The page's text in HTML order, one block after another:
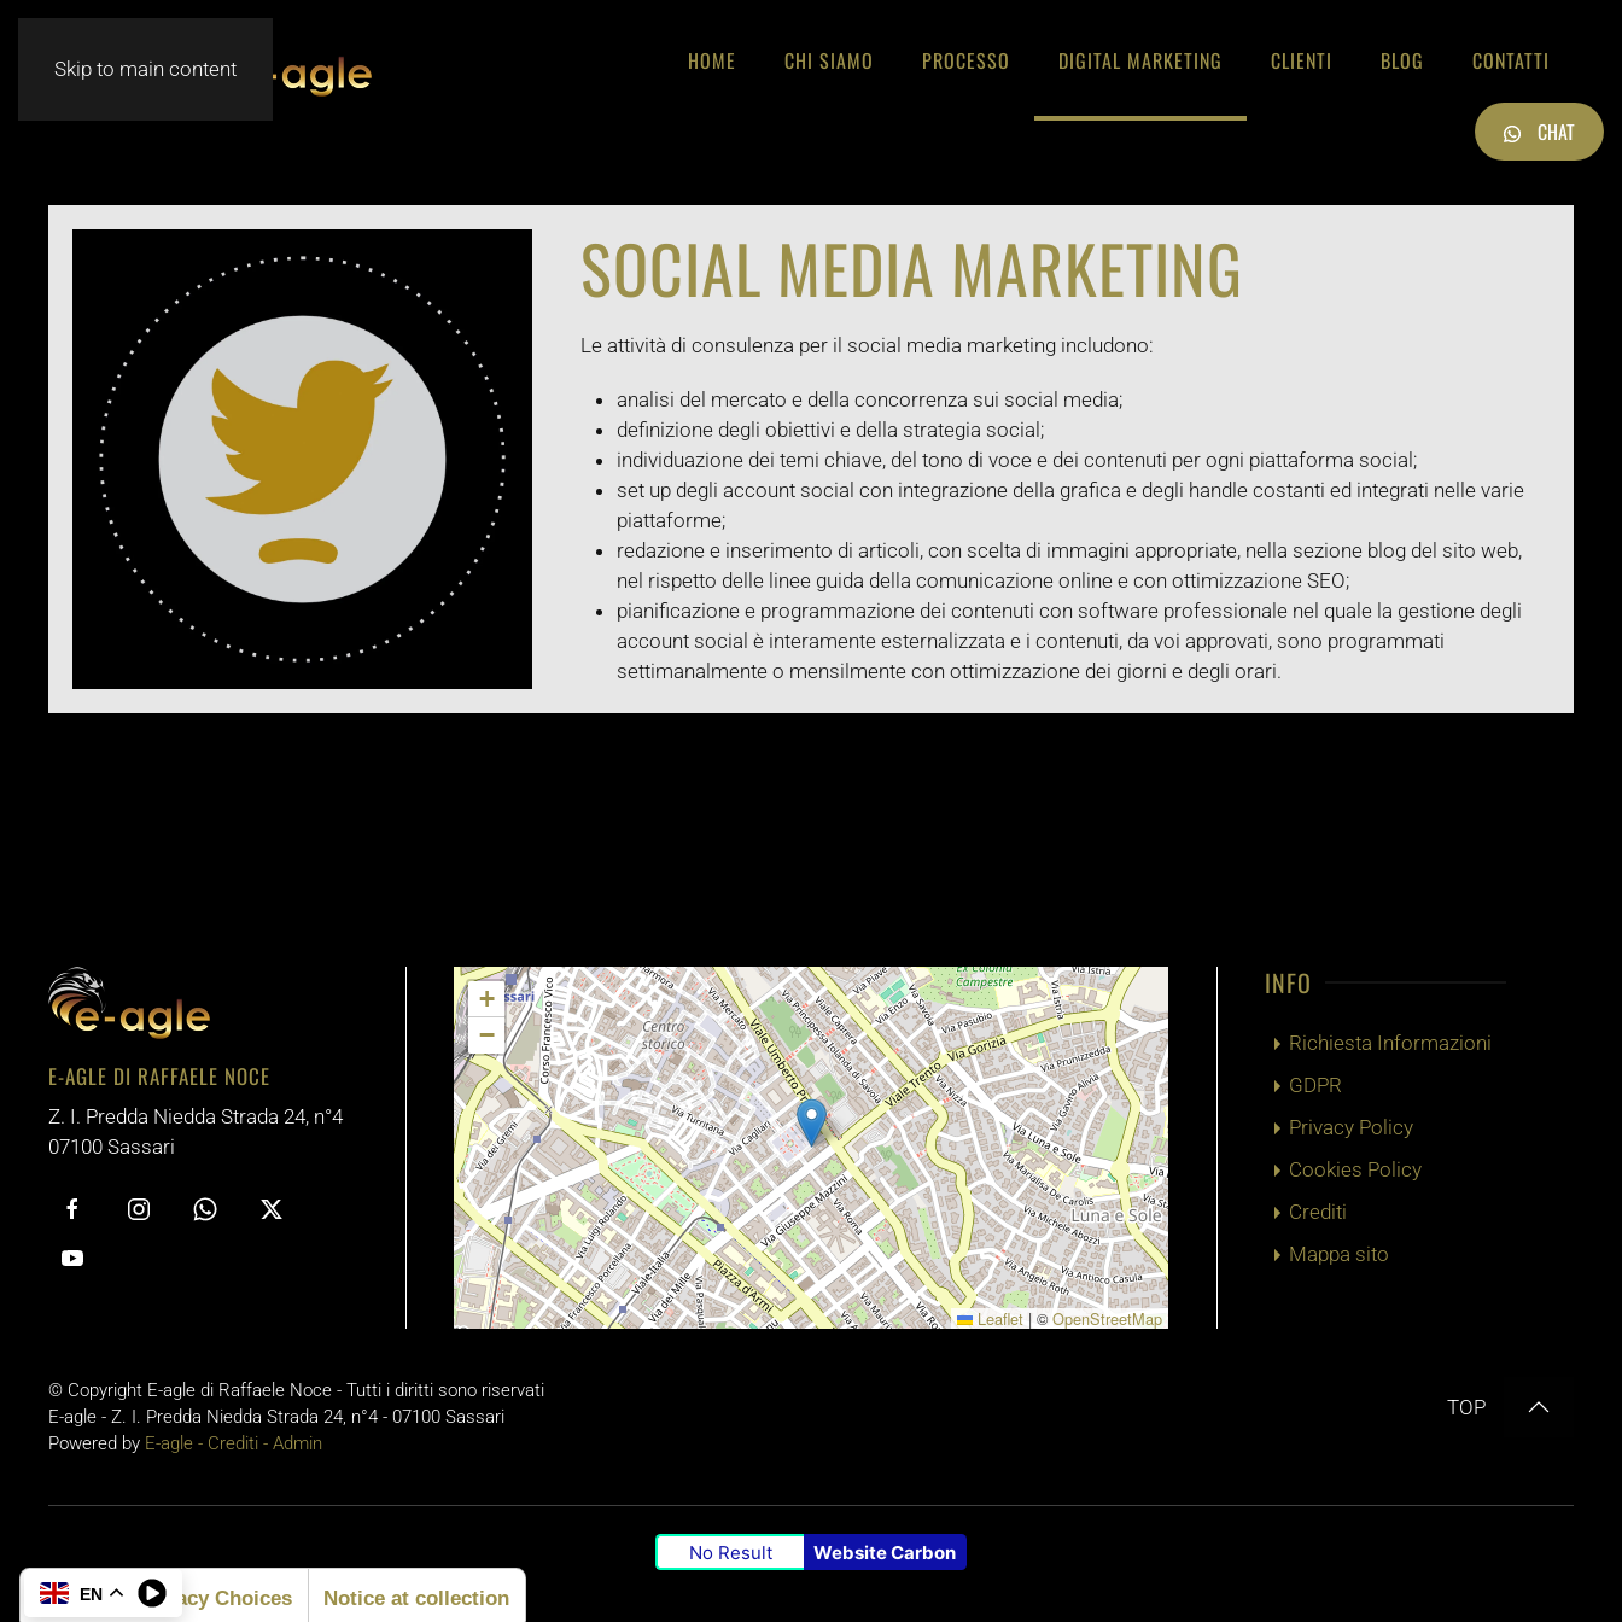
Skip to main content HOME CHI SIAMO PROCESSO DIGITAL MARKETING CLIENTI BLOG CONTATTI
CHAT
SOCIAL MEDIA MARKETING
Le attività di consulenza per il social media marketing includono:
analisi del mercato e della concorrenza sui social media;
definizione degli obiettivi e della strategia social;
individuazione dei temi chiave, del tono di voce e dei contenuti per ogni piattaforma social;
set up degli account social con integrazione della grafica e degli handle costanti ed integrati nelle varie
piattaforme;
redazione e inserimento di articoli, con scelta di immagini appropriate, nella sezione blog del sito web,
nel rispetto delle linee guida della comunicazione online e con ottimizzazione SEO;
pianificazione e programmazione dei contenuti con software professionale nel quale la gestione degli
account social è interamente esternalizzata e i contenuti, da voi approvati, sono programmati
settimanalmente o mensilmente con ottimizzazione dei giorni e degli orari.
EN
E-AGLE DI RAFFAELE NOCE
Z. I. Predda Niedda Strada 24, n°4
07100 Sassari
+
−
Leaflet | ©OpenStreetMap
INFO
Richiesta Informazioni
GDPR
Privacy Policy
Cookies Policy
Crediti
Mappa sito
© Copyright E-agle di Raffaele Noce - Tutti i diritti sono riservati
E-agle - Z. I. Predda Niedda Strada 24, n°4 - 07100 Sassari
Powered by E-agle - Crediti - Admin
TOP
No Result Website Carbon
Your Privacy Choices Notice at collection